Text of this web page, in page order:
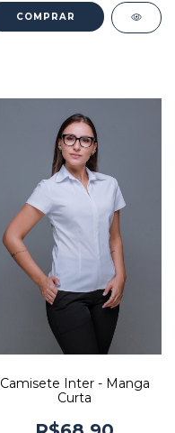
COMPRAR
Camisete Inter - Manga
Curta